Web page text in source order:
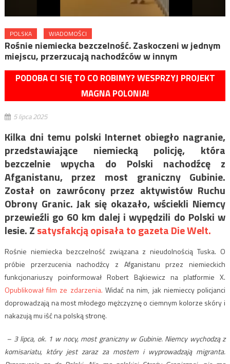
POLSKA WIADOMOŚCI
Rośnie niemiecka bezczelność. Zaskoczeni w jednym
miejscu, przerzucają nachodźców w innym
PODOBA CI SIĘ TO CO ROBIMY? WESPRZYJ PROJEKT
MAGNA POLONIA!
5 lipca 2025
Kilka dni temu polski Internet obiegło nagranie,
przedstawiające niemiecką policję, która
bezczelnie wpycha do Polski nachodźcę z
Afganistanu, przez most graniczny Gubinie.
Został on zawrócony przez aktywistów Ruchu
Obrony Granic. Jak się okazało, wściekli Niemcy
przewieźli go 60 km dalej i wypędzili do Polski w
lesie. Zsatysfakcją opisała to gazeta Die Welt.
Rośnie niemiecka bezczelność związana z nieudolnością Tuska. O
próbie przerzucenia nachodźcy z Afganistanu przez niemieckich
funkcjonariuszy poinformował Robert Bąkiewicz na platformie X.
Opublikował film ze zdarzenia. Widać na nim, jak niemieccy policjanci
doprowadzają na most młodego mężczyznę o ciemnym kolorze skóry i
nakazują mu iść na polską stronę.
– 3 lipca, ok. 1 w nocy, most graniczny w Gubinie. Niemcy wychodzą z
komisariatu, który jest zaraz za mostem i wyprowadzają migranta.